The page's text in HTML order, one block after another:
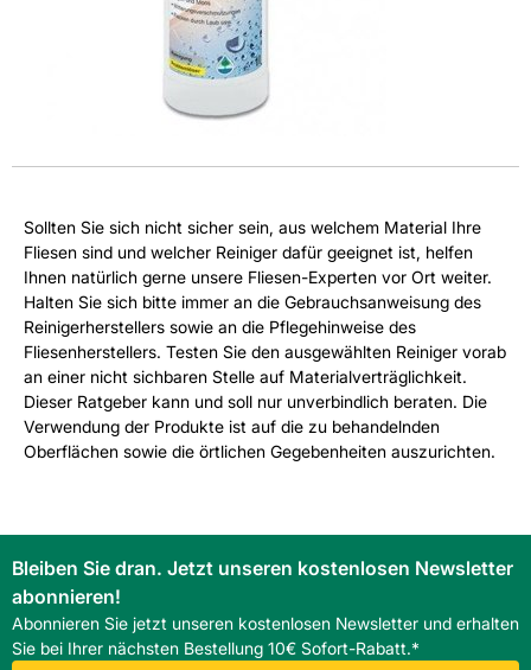
Sollten Sie sich nicht sicher sein, aus welchem Material Ihre
Fliesen sind und welcher Reiniger dafür geeignet ist, helfen
Ihnen natürlich gerne unsere Fliesen-Experten vor Ort weiter.
Halten Sie sich bitte immer an die Gebrauchsanweisung des
Reinigerherstellers sowie an die Pflegehinweise des
Fliesenherstellers. Testen Sie den ausgewählten Reiniger vorab
an einer nicht sichbaren Stelle auf Materialverträglichkeit.
Dieser Ratgeber kann und soll nur unverbindlich beraten. Die
Verwendung der Produkte ist auf die zu behandelnden
Oberflächen sowie die örtlichen Gegebenheiten auszurichten.
Bleiben Sie dran. Jetzt unseren kostenlosen Newsletter
abonnieren!
Abonnieren Sie jetzt unseren kostenlosen Newsletter und erhalten
Sie bei Ihrer nächsten Bestellung 10€ Sofort-Rabatt.*